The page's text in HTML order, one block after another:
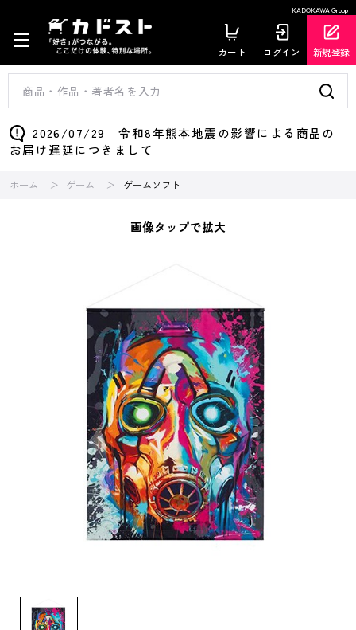
KADOKAWA Group
カート ログイン 新規登録
2026/07/29 令和8年熊本地震の影響による商品の
お届け遅延につきまして
ホーム ゲーム ゲームソフト
画像タップで拡大